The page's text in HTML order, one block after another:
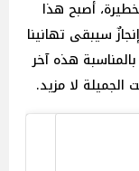
أصبح هذا
سيبقى تهانينا
هذه آخر
لا مزيد.